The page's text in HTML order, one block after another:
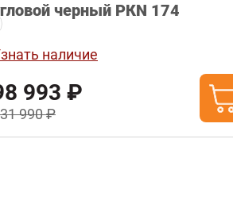
угловой графит РКN 176
Узнать наличие
98 993 ₽
131 990 ₽